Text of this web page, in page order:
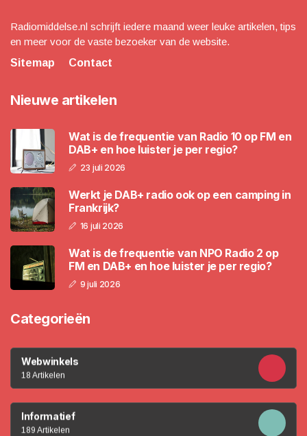
Radiomiddelse.nl schrijft iedere maand weer leuke artikelen, tips
en meer voor de vaste bezoeker van de website.
Sitemap
Contact
Nieuwe artikelen
Wat is de frequentie van Radio 10 op FM en
DAB+ en hoe luister je per regio?
23 juli 2026
Werkt je DAB+ radio ook op een camping in
Frankrijk?
16 juli 2026
Wat is de frequentie van NPO Radio 2 op
FM en DAB+ en hoe luister je per regio?
9 juli 2026
Categorieën
Webwinkels
18 Artikelen
Informatief
189 Artikelen